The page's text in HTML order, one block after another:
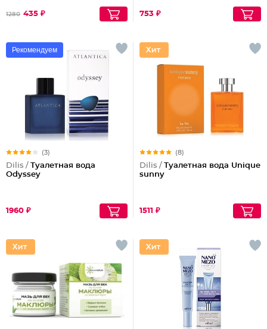
1280 435 ₽ 753 ₽
Рекомендуем
(3)
Dilis / Туалетная вода
Odyssey
1960 ₽
(8)
Dilis / Туалетная вода Unique
sunny
1511 ₽